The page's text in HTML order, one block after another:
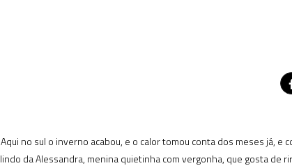
Aqui no sul o inverno acabou, e o calor tomou conta dos meses já,
lindo da Alessandra, menina quietinha com vergonha, que gosta de